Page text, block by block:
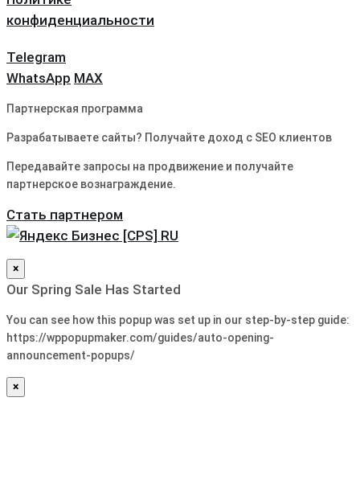
конфиденциальности
Telegram
WhatsApp MAX
Партнерская программа
Разрабатываете сайты? Получайте доход с SEO клиентов
Передавайте запросы на продвижение и получайте
партнерское вознаграждение.
Стать партнером
×
Our Spring Sale Has Started
You can see how this popup was set up in our step-by-step guide:
https://wppopupmaker.com/guides/auto-opening-
announcement-popups/
×